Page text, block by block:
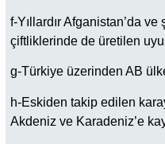
f-Yıllardır Afganistan’da
çiftliklerinde de üretilen
g-Türkiye üzerinden AB
h-Eskiden takip edilen
Akdeniz ve Karadeniz’e